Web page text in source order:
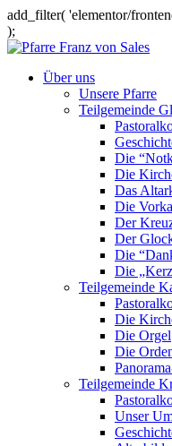
add_filter( 'elementor/
);
Über uns
Unsere Pfarre
Teilgemeinde
Die
Die
Das
Die
Der
Der
Die
Die
Teilgemeinde
Die
Die Orgel
Die
Teilgemeinde
Unser